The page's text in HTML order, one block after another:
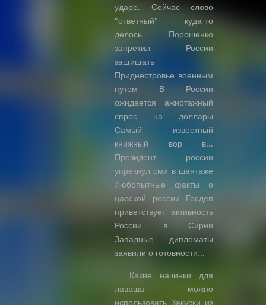
ударе. Сейчас слово
"ответный" куда-то
делось Порошенко
запретил России
защищать
Приднестровье военным
путем В России
ожидается ажиотажный
спрос на доллары
Самый известный
книжный вор в...
Президент россии
упрекнул сми в шантаже
Любопытные факты о
царской россии Госдеп
приветствует активность
России в Сирии
Западные дипломаты
заявили о готовности...
Какие начинки для
лаваша можно
использовать Закуски из